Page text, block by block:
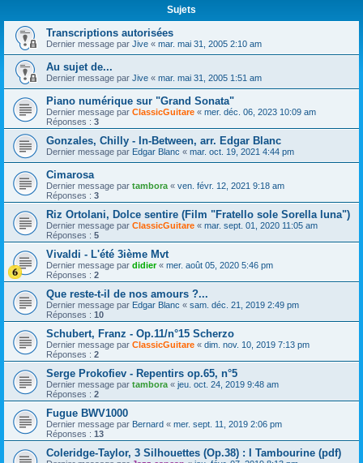
Sujets
Transcriptions autorisées
Dernier message par Jive « mar. mai 31, 2005 2:10 am
Au sujet de...
Dernier message par Jive « mar. mai 31, 2005 1:51 am
Piano numérique sur "Grand Sonata"
Dernier message par ClassicGuitare « mer. déc. 06, 2023 10:09 am
Réponses : 3
Gonzales, Chilly - In-Between, arr. Edgar Blanc
Dernier message par Edgar Blanc « mar. oct. 19, 2021 4:44 pm
Cimarosa
Dernier message par tambora « ven. févr. 12, 2021 9:18 am
Réponses : 3
Riz Ortolani, Dolce sentire (Film "Fratello sole Sorella luna")
Dernier message par ClassicGuitare « mar. sept. 01, 2020 11:05 am
Réponses : 5
Vivaldi - L'été 3ième Mvt
Dernier message par didier« mer. août 05, 2020 5:46 pm
Réponses : 2
Que reste-t-il de nos amours ?...
Dernier message par Edgar Blanc « sam. déc. 21, 2019 2:49 pm
Réponses : 10
Schubert, Franz - Op.11/n°15 Scherzo
Dernier message par ClassicGuitare « dim. nov. 10, 2019 7:13 pm
Réponses : 2
Serge Prokofiev - Repentirs op.65, n°5
Dernier message par tambora « jeu. oct. 24, 2019 9:48 am
Réponses : 2
Fugue BWV1000
Dernier message par Bernard « mer. sept. 11, 2019 2:06 pm
Réponses : 13
Coleridge-Taylor, 3 Silhouettes (Op.38) : I Tambourine (pdf)